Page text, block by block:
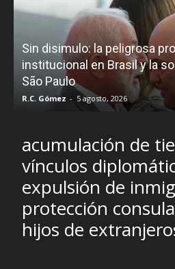
Sin disimulo: la peligrosa
institucional en Brasil y la
São Paulo
R.C. Gómez - 5 agosto, 2026
acumulación de
vínculos
expulsión de
protección
hijos de